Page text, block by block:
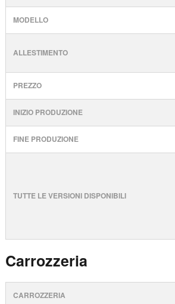
MODELLO
ALLESTIMENTO
PREZZO
INIZIO PRODUZIONE
FINE PRODUZIONE
TUTTE LE VERSIONI DISPONIBILI
Carrozzeria
CARROZZERIA